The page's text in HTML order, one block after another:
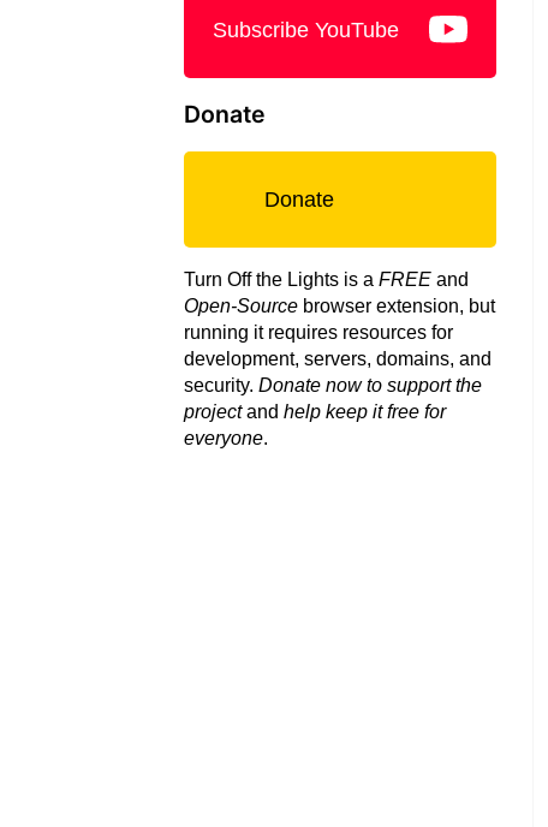
Subscribe YouTube
Donate
Donate
Turn Off the Lights is a FREE and
Open-Source browser extension, but
running it requires resources for
development, servers, domains, and
security. Donate now to support the
projectand help keep it free for
everyone.